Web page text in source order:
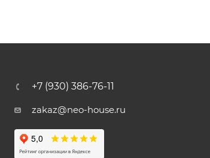
+7 (930) 386-76-11
zakaz@neo-house.ru